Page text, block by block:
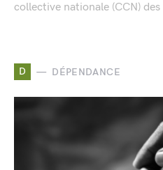
collective nationale (CCN)
D DÉPENDANCE